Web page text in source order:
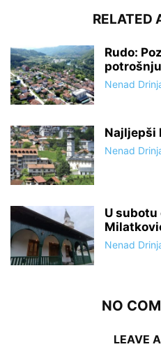
RELATED
Rudo:
Nenad
Najljepši
Nenad
U
Nenad
NO
LEAVE